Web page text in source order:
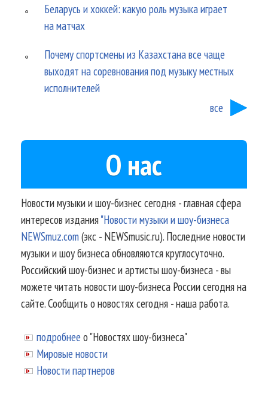
Беларусь и хоккей: какую роль музыка играет
на матчах
Почему спортсмены из Казахстана все чаще
выходят на соревнования под музыку местных
исполнителей
все
О нас
Новости музыки и шоу-бизнес сегодня - главная сфера
интересов издания"Новости музыки и шоу-бизнеса
NEWSmuz.com(экс - NEWSmusic.ru). Последние новости
музыки и шоу бизнеса обновляются круглосуточно.
Российский шоу-бизнес и артисты шоу-бизнеса - вы
можете читать новости шоу-бизнеса России сегодня на
сайте. Сообщить о новостях сегодня - наша работа.
подробнее о "Новостях шоу-бизнеса"
Мировые новости
Новости партнеров